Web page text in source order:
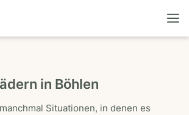
in Böhlen
Situationen, in denen es